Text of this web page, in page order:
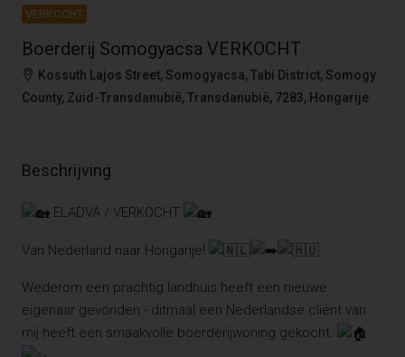
VERKOCHT
Boerderij Somogyacsa VERKOCHT
Kossuth Lajos Street, Somogyacsa, Tabi District, Somogy
County, Zuid-Transdanubië, Transdanubië, 7283, Hongarije
Beschrijving
ELADVA / VERKOCHT
Van Nederland naar Hongarije!
Wederom een prachtig landhuis heeft een nieuwe
eigenaar gevonden - ditmaal een Nederlandse cliënt van
mij heeft een smaakvolle boerderijwoning gekocht.